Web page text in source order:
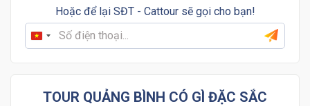
TOUR QUẢNG BÌNH CÓ GÌ ĐẶC SẮC
Hoặc để lại SĐT - Cattour sẽ gọi cho bạn!
Vietnam